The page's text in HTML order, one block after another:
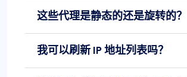
这些代理是静态的还是旋转的？
我可以刷新 IP 地址列表吗？